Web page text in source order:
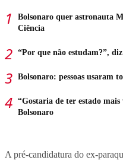
Bolsonaro quer astronauta
Ciência
“Por que não estudam?”,
Bolsonaro: pessoas usaram
“Gostaria de ter estado
Bolsonaro
A pré-candidatura do ex-